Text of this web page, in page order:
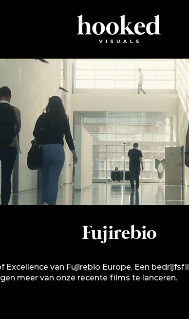
Fujirebio
Excellence van Fujirebio Europe. Een
meer van onze recente films te lanceren.